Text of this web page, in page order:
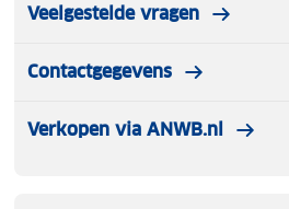
Veelgestelde vragen
Contactgegevens
Verkopen via ANWB.nl